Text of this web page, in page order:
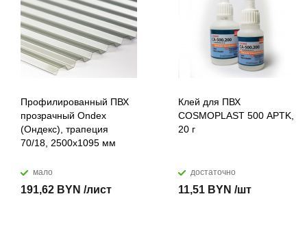
Профилированный ПВХ
прозрачный Ondex
(Ондекс), трапеция
70/18, 2500х1095 мм
мало
191,62 BYN /лист
Клей для ПВХ
COSMOPLAST 500 APTK,
20 г
достаточно
11,51 BYN /шт